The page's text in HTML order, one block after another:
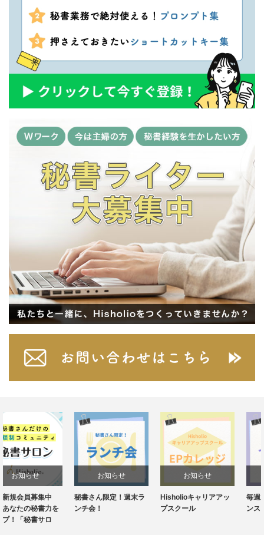
お知らせ
秘書さん限定！週末ラ
ンチ会！
お知らせ
Hisholioキャリアアッ
プスクール
お知らせ
毎週水曜20:30～！イ
ンスタライブ